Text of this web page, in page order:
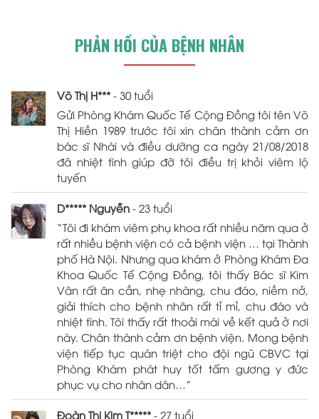
PHẢN HỒI CỦA BỆNH NHÂN
Võ Thị H*** - 30 tuổi
Gửi Phòng Khám Quốc Tế Cộng Đồng tôi tên Võ
Thị Hiền 1989 trước tôi xin chân thành cảm ơn
bác sĩ Nhài và điều dưỡng ca ngày 21/08/2018
đã nhiệt tình giúp đỡ tôi điều trị khỏi viêm lộ
tuyến
D***** Nguyễn - 23 tuổi
“Tôi đi khám viêm phụ khoa rất nhiều năm qua ở
rất nhiều bệnh viện có cả bệnh viện … tại Thành
phố Hà Nội. Nhưng qua khám ở Phòng Khám Đa
Khoa Quốc Tế Cộng Đồng, tôi thấy Bác sĩ Kim
Vân rất ân cần, nhẹ nhàng, chu đáo, niềm nở,
giải thích cho bệnh nhân rất tỉ mỉ, chu đáo và
nhiệt tình. Tôi thấy rất thoải mái về kết quả ở nơi
này. Chân thành cảm ơn bệnh viện. Mong bệnh
viện tiếp tục quán triệt cho đội ngũ CBVC tại
Phòng Khám phát huy tốt tấm gương y đức
phục vụ cho nhân dân…”
Đoàn Thị Kim T***** - 27 tuổi